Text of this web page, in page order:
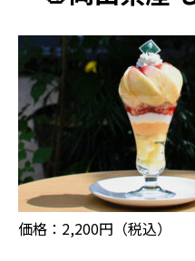
価格：2,200円（税込）